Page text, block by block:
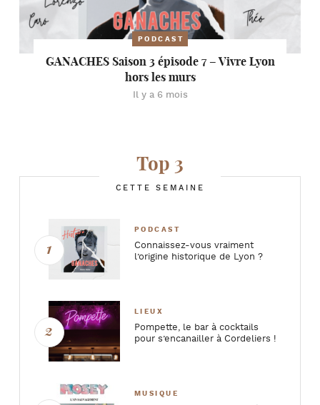
PODCAST
GANACHES Saison 3 épisode 7 – Vivre Lyon
hors les murs
Il y a 6 mois
Top 3
CETTE SEMAINE
PODCAST
Connaissez-vous vraiment
l’origine historique de Lyon ?
LIEUX
Pompette, le bar à cocktails
pour s’encanailler à Cordeliers !
MUSIQUE